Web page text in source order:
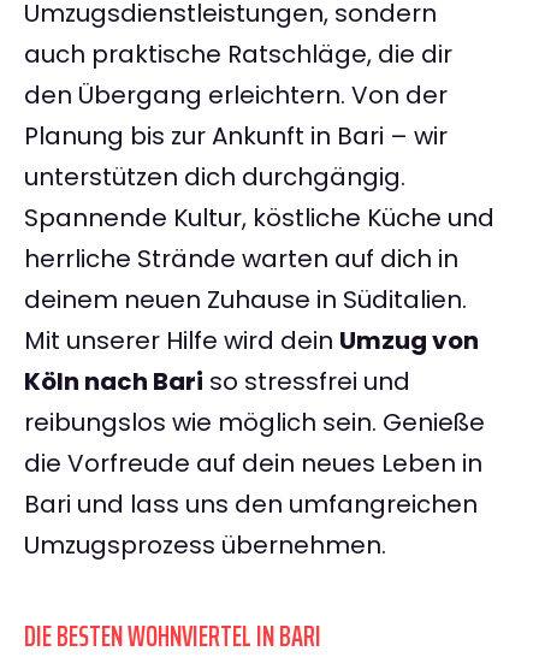
Umzugsdienstleistungen, sondern
auch praktische Ratschläge, die dir
den Übergang erleichtern. Von der
Planung bis zur Ankunft in Bari – wir
unterstützen dich durchgängig.
Spannende Kultur, köstliche Küche und
herrliche Strände warten auf dich in
deinem neuen Zuhause in Süditalien.
Mit unserer Hilfe wird dein Umzug von
Köln nach Bari so stressfrei und
reibungslos wie möglich sein. Genieße
die Vorfreude auf dein neues Leben in
Bari und lass uns den umfangreichen
Umzugsprozess übernehmen.
DIE BESTEN WOHNVIERTEL IN BARI